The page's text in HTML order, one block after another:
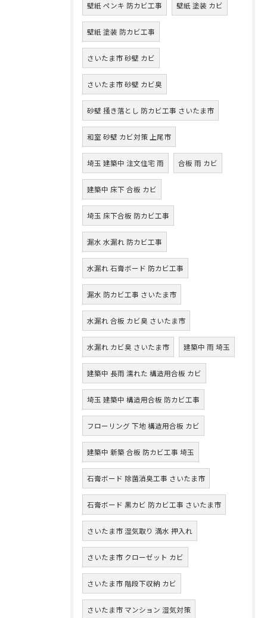
壁紙 ペンキ 防カビ工事 壁紙 塗装 カビ
壁紙 塗装 防カビ工事
さいたま市 砂壁 カビ
さいたま市 砂壁 カビ臭
砂壁 掻き落とし 防カビ工事 さいたま市
和室 砂壁 カビ対策 上尾市
埼玉 建築中 注文住宅 雨 合板 雨 カビ
建築中 床下 合板 カビ
埼玉 床下合板 防カビ工事
漏水 水漏れ 防カビ工事
水漏れ 石膏ボード 防カビ工事
漏水 防カビ工事 さいたま市
水漏れ 合板 カビ臭 さいたま市
水漏れ カビ臭 さいたま市 建築中 雨 埼玉
建築中 長雨 濡れた 構造用合板 カビ
埼玉 建築中 構造用合板 防カビ工事
フローリング 下地 構造用合板 カビ
建築中 新築 合板 防カビ工事 埼玉
石膏ボード 除菌消臭工事 さいたま市
石膏ボード 黒カビ 防カビ工事 さいたま市
さいたま市 湿気取り 満水 押入れ
さいたま市 クローゼット カビ
さいたま市 階段下収納 カビ
さいたま市 マンション 湿気対策